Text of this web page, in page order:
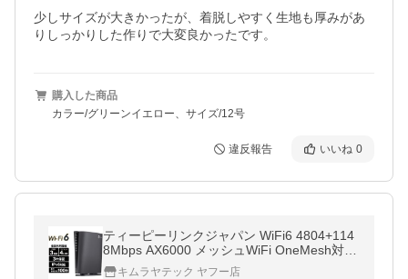
少しサイズが大きかったが、着脱しやすく生地も厚みがあ
りしっかりした作りで大変良かったです。
購入した商品
カラー/グリーンイエロー、サイズ/12号
違反報告 いいね 0
ティーピーリンクジャパン WiFi6 4804+114
8Mbps AX6000 メッシュWiFi OneMesh対応
USB3.0 ARCHER AX80
キムラヤテック ヤフー店